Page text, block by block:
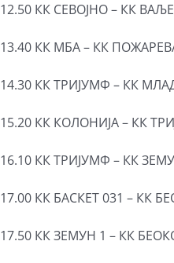
12.50 КК СЕВОЈНО – КК
13.40 КК МБА – КК
14.30 КК ТРИЈУМФ – КК
15.20 КК КОЛОНИЈА – КК
16.10 КК ТРИЈУМФ – КК
17.00 КК БАСКЕТ 031 – КК
17.50 КК ЗЕМУН 1 – КК